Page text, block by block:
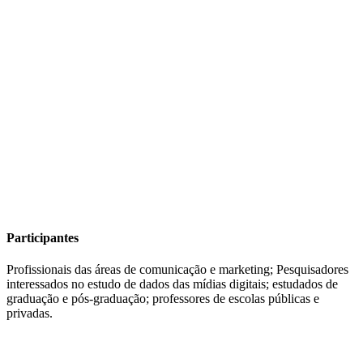
Participantes
Profissionais das áreas de comunicação e marketing; Pesquisadores
interessados no estudo de dados das mídias digitais; estudados de
graduação e pós-graduação; professores de escolas públicas e
privadas.